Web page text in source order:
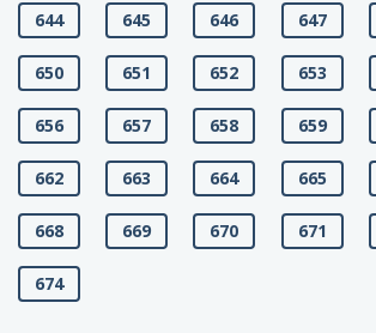
644 645 646 647
650 651 652 653
656 657 658 659
662 663 664 665
668 669 670 671
674